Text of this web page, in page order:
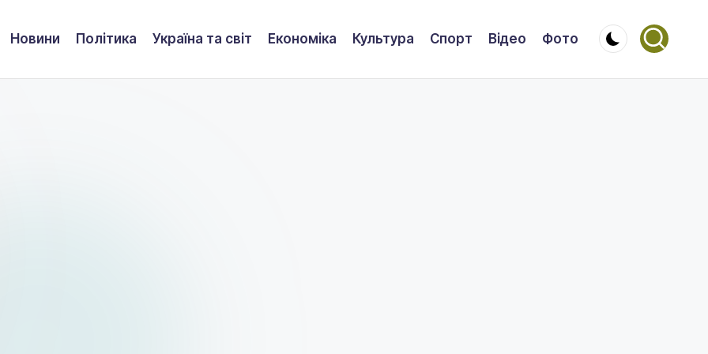
Новини Політика Україна та світ Економіка Культура Спорт Відео Фото